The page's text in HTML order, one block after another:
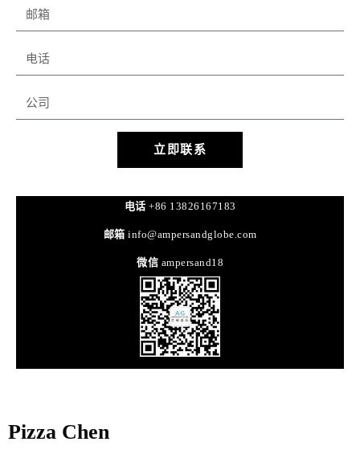
立即联系
电话 +86 13826167183
邮箱 info@ampersandglobe.com
微信 ampersand18
Pizza Chen